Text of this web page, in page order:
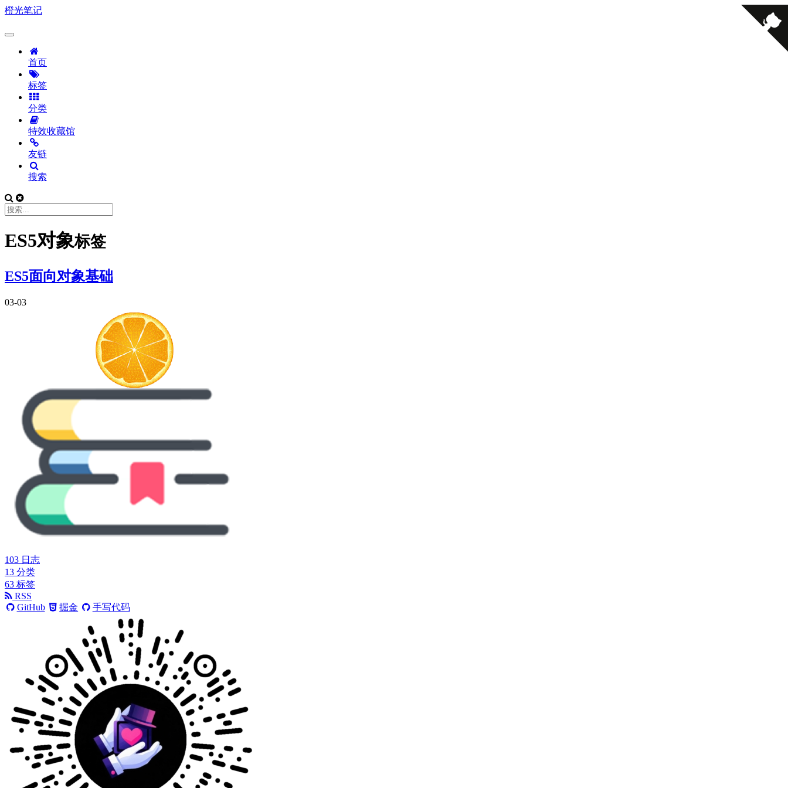
橙光笔记
首页
标签
分类
特效收藏馆
友链
搜索
ES5对象标签
ES5面向对象基础
03-03
103 日志
13 分类
63 标签
RSS
GitHub
掘金 手写代码